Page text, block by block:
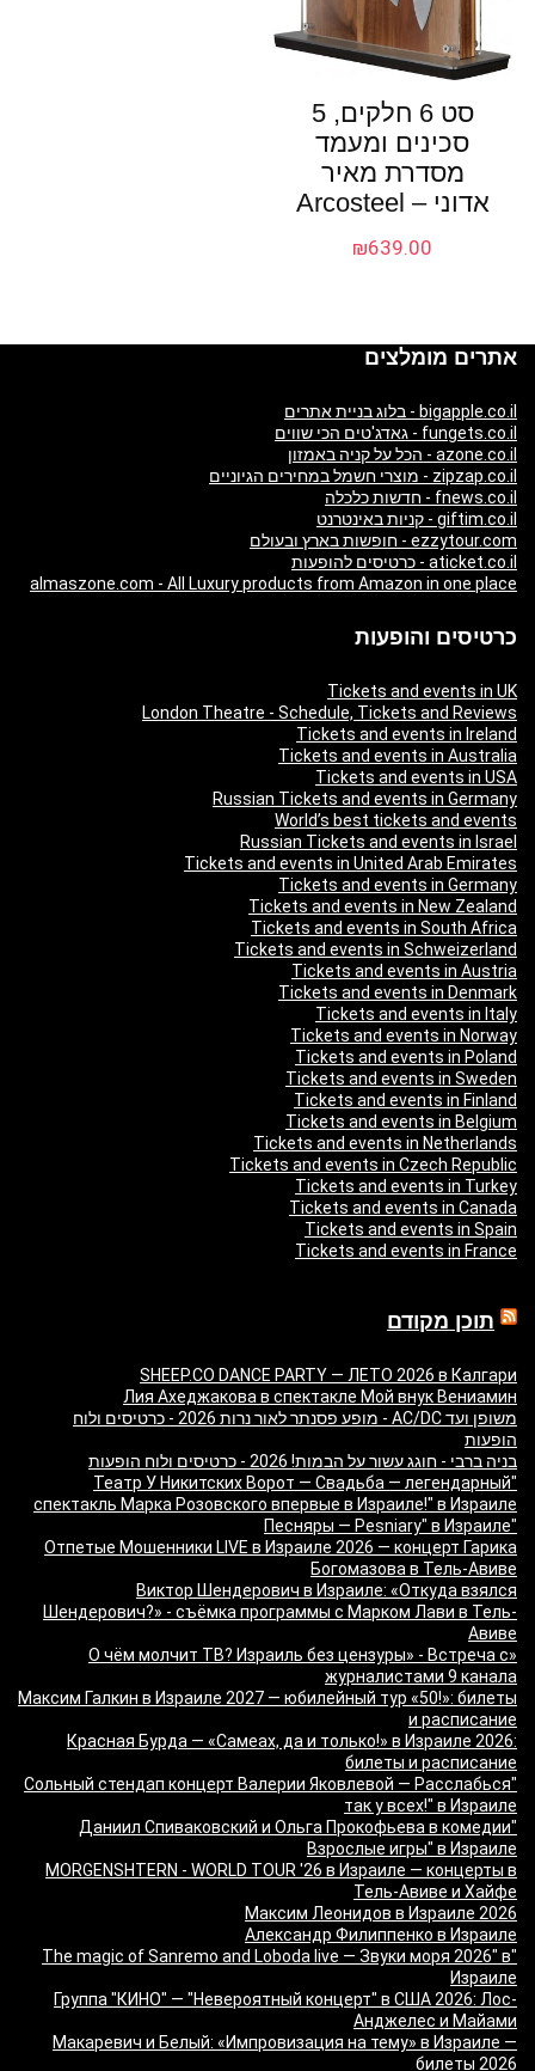
סט 6 חלקים, 5
סכינים ומעמד
מסדרת מאיר
אדוני – Arcosteel
₪639.00
אתרים מומלצים
bigapple.co.il - בלוג בניית אתרים
fungets.co.il - גאדג'טים הכי שווים
azone.co.il - הכל על קניה באמזון
zipzap.co.il - מוצרי חשמל במחירים הגיוניים
fnews.co.il - חדשות כלכלה
giftim.co.il - קניות באינטרנט
ezzytour.com - חופשות בארץ ובעולם
aticket.co.il - כרטיסים להופעות
almaszone.com - All Luxury products from Amazon in one place
כרטיסים והופעות
Tickets and events in UK
London Theatre - Schedule, Tickets and Reviews
Tickets and events in Ireland
Tickets and events in Australia
Tickets and events in USA
Russian Tickets and events in Germany
World’s best tickets and events
Russian Tickets and events in Israel
Tickets and events in United Arab Emirates
Tickets and events in Germany
Tickets and events in New Zealand
Tickets and events in South Africa
Tickets and events in Schweizerland
Tickets and events in Austria
Tickets and events in Denmark
Tickets and events in Italy
Tickets and events in Norway
Tickets and events in Poland
Tickets and events in Sweden
Tickets and events in Finland
Tickets and events in Belgium
Tickets and events in Netherlands
Tickets and events in Czech Republic
Tickets and events in Turkey
Tickets and events in Canada
Tickets and events in Spain
Tickets and events in France
תוכן מקודם
SHEEP.CO DANCE PARTY — ЛЕТО 2026 в Калгари
Лия Ахеджакова в спектакле Мой внук Вениамин
משופן ועד AC/DC - מופע פסנתר לאור נרות 2026 - כרטיסים ולוח
הופעות
בניה ברבי - חוגג עשור על הבמות! 2026 - כרטיסים ולוח הופעות
"Театр У Никитских Ворот — Свадьба — легендарный
спектакль Марка Розовского впервые в Израиле!" в Израиле
"Песняры — Pesniary" в Израиле
Отпетые Мошенники LIVE в Израиле 2026 — концерт Гарика
Богомазова в Тель-Авиве
Виктор Шендерович в Израиле: «Откуда взялся
Шендерович?» - съёмка программы с Марком Лави в Тель-
Авиве
«О чём молчит ТВ? Израиль без цензуры» - Встреча с
журналистами 9 канала
Максим Галкин в Израиле 2027 — юбилейный тур «50!»: билеты
и расписание
Красная Бурда — «Самеах, да и только!» в Израиле 2026:
билеты и расписание
"Сольный стендап концерт Валерии Яковлевой — Расслабься
так у всех!" в Израиле
"Даниил Спиваковский и Ольга Прокофьева в комедии
Взрослые игры" в Израиле
MORGENSHTERN - WORLD TOUR '26 в Израиле — концерты в
Тель-Авиве и Хайфе
Максим Леонидов в Израиле 2026
Александр Филиппенко в Израиле
"The magic of Sanremo and Loboda live — Звуки моря 2026" в
Израиле
Группа "КИНО" — "Невероятный концерт" в США 2026: Лос-
Анджелес и Майами
Макаревич и Белый: «Импровизация на тему» в Израиле —
билеты 2026